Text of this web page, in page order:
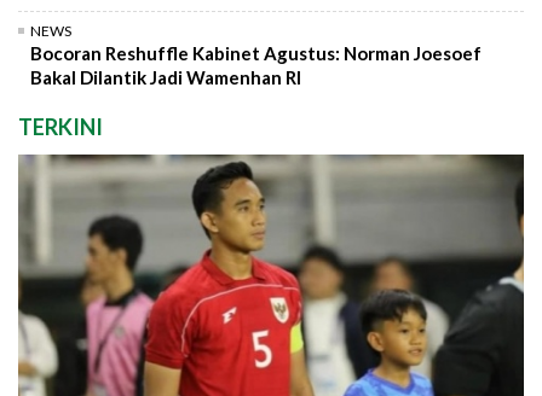
NEWS
Bocoran Reshuffle Kabinet Agustus: Norman Joesoef
Bakal Dilantik Jadi Wamenhan RI
TERKINI